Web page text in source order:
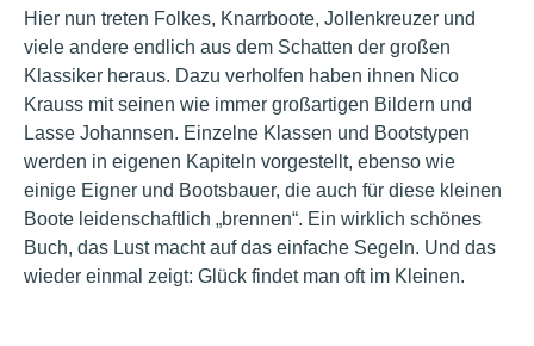
Hier nun treten Folkes, Knarrboote, Jollenkreuzer und
viele andere endlich aus dem Schatten der großen
Klassiker heraus. Dazu verholfen haben ihnen Nico
Krauss mit seinen wie immer großartigen Bildern und
Lasse Johannsen. Einzelne Klassen und Bootstypen
werden in eigenen Kapiteln vorgestellt, ebenso wie
einige Eigner und Bootsbauer, die auch für diese kleinen
Boote leidenschaftlich „brennen“. Ein wirklich schönes
Buch, das Lust macht auf das einfache Segeln. Und das
wieder einmal zeigt: Glück findet man oft im Kleinen.